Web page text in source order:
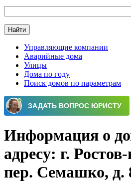
Главное меню
Управляющие компании
Аварийные дома
Улицы
Дома по году
Поиск домов по параметрам
Информация о
адресу: г.
пер. Семашко, д.